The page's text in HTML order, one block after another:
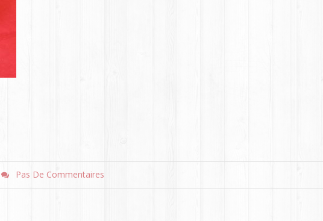
Pas De Commentaires